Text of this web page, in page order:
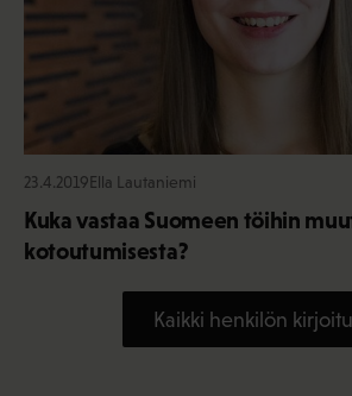
23.4.2019Ella Lautaniemi
Kuka vastaa Suomeen töihin
kotoutumisesta?
Kaikki henkilön